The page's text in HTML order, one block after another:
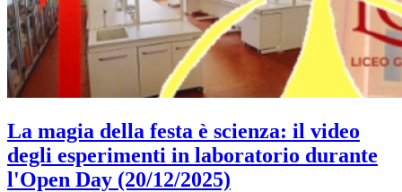
La magia della festa è scienza: il video
degli esperimenti in laboratorio durante
l'Open Day (20/12/2025)